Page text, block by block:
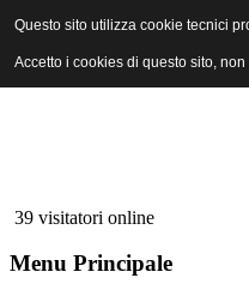
ANICA | Associazione
39 visitatori online
Menu Principale
Questo sito utilizza cookie tecnici
Accetto i cookies di questo sito,
Questo sito utilizza cookie tecnici
Accetto i cookies di questo sito,